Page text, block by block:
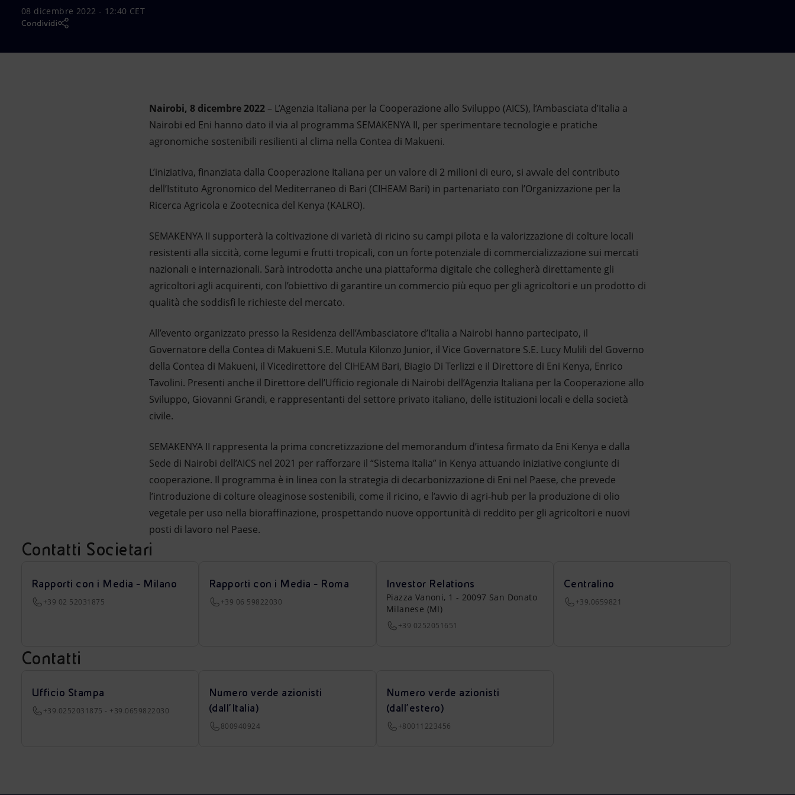
Market Abuse
08 dicembre 2022 - 12:40 CET
Condividi
Nairobi, 8 dicembre 2022 – L’Agenzia Italiana per la Cooperazione allo Sviluppo (AICS), l’Ambasciata d’Italia a
Nairobi ed Eni hanno dato il via al programma SEMAKENYA II, per sperimentare tecnologie e pratiche
agronomiche sostenibili resilienti al clima nella Contea di Makueni.
L’iniziativa, finanziata dalla Cooperazione Italiana per un valore di 2 milioni di euro, si avvale del contributo
dell’Istituto Agronomico del Mediterraneo di Bari (CIHEAM Bari) in partenariato con l’Organizzazione per la
Ricerca Agricola e Zootecnica del Kenya (KALRO).
SEMAKENYA II supporterà la coltivazione di varietà di ricino su campi pilota e la valorizzazione di colture locali
resistenti alla siccità, come legumi e frutti tropicali, con un forte potenziale di commercializzazione sui mercati
nazionali e internazionali. Sarà introdotta anche una piattaforma digitale che collegherà direttamente gli
agricoltori agli acquirenti, con l’obiettivo di garantire un commercio più equo per gli agricoltori e un prodotto di
qualità che soddisfi le richieste del mercato.
All’evento organizzato presso la Residenza dell’Ambasciatore d’Italia a Nairobi hanno partecipato, il
Governatore della Contea di Makueni S.E. Mutula Kilonzo Junior, il Vice Governatore S.E. Lucy Mulili del Governo
della Contea di Makueni, il Vicedirettore del CIHEAM Bari, Biagio Di Terlizzi e il Direttore di Eni Kenya, Enrico
Tavolini. Presenti anche il Direttore dell’Ufficio regionale di Nairobi dell’Agenzia Italiana per la Cooperazione allo
Sviluppo, Giovanni Grandi, e rappresentanti del settore privato italiano, delle istituzioni locali e della società
civile.
SEMAKENYA II rappresenta la prima concretizzazione del memorandum d’intesa firmato da Eni Kenya e dalla
Sede di Nairobi dell’AICS nel 2021 per rafforzare il “Sistema Italia” in Kenya attuando iniziative congiunte di
cooperazione. Il programma è in linea con la strategia di decarbonizzazione di Eni nel Paese, che prevede
l’introduzione di colture oleaginose sostenibili, come il ricino, e l’avvio di agri-hub per la produzione di olio
vegetale per uso nella bioraffinazione, prospettando nuove opportunità di reddito per gli agricoltori e nuovi
posti di lavoro nel Paese.
Contatti Societari
Rapporti con i Media - Milano
+39 02 52031875
Rapporti con i Media - Roma
+39 06 59822030
Investor Relations
Piazza Vanoni, 1 - 20097 San Donato
Milanese (MI)
+39 0252051651
Centralino
+39.0659821
Contatti
Ufficio Stampa
+39.0252031875 - +39.0659822030
Numero verde azionisti
(dall’Italia)
800940924
Numero verde azionisti
(dall’estero)
+80011223456